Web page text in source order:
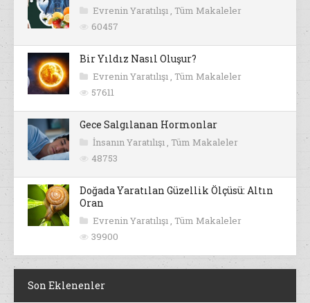
Evrenin Yaratılışı , Tüm Makaleler
60457
Bir Yıldız Nasıl Oluşur?
Evrenin Yaratılışı , Tüm Makaleler
57611
Gece Salgılanan Hormonlar
İnsanın Yaratılışı , Tüm Makaleler
48753
Doğada Yaratılan Güzellik Ölçüsü: Altın
Oran
Evrenin Yaratılışı , Tüm Makaleler
39900
Son Eklenenler